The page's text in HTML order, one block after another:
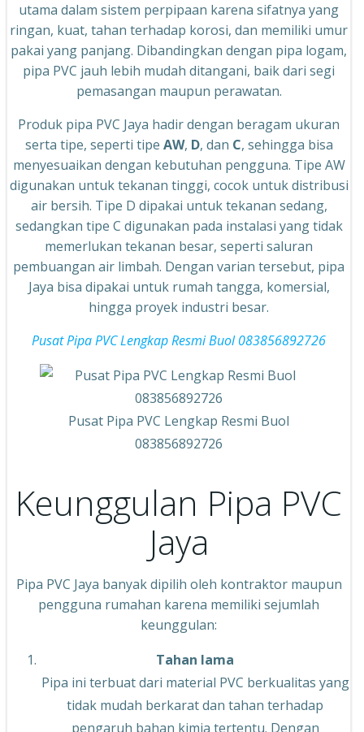
utama dalam sistem perpipaan karena sifatnya yang
ringan, kuat, tahan terhadap korosi, dan memiliki umur
pakai yang panjang. Dibandingkan dengan pipa logam,
pipa PVC jauh lebih mudah ditangani, baik dari segi
pemasangan maupun perawatan.
Produk pipa PVC Jaya hadir dengan beragam ukuran
serta tipe, seperti tipe AW, D, dan C, sehingga bisa
menyesuaikan dengan kebutuhan pengguna. Tipe AW
digunakan untuk tekanan tinggi, cocok untuk distribusi
air bersih. Tipe D dipakai untuk tekanan sedang,
sedangkan tipe C digunakan pada instalasi yang tidak
memerlukan tekanan besar, seperti saluran
pembuangan air limbah. Dengan varian tersebut, pipa
Jaya bisa dipakai untuk rumah tangga, komersial,
hingga proyek industri besar.
Pusat Pipa PVC Lengkap Resmi Buol 083856892726
Pusat Pipa PVC Lengkap Resmi Buol
083856892726
Keunggulan Pipa PVC
Jaya
Pipa PVC Jaya banyak dipilih oleh kontraktor maupun
pengguna rumahan karena memiliki sejumlah
keunggulan:
Tahan lama
Pipa ini terbuat dari material PVC berkualitas yang
tidak mudah berkarat dan tahan terhadap
pengaruh bahan kimia tertentu. Dengan